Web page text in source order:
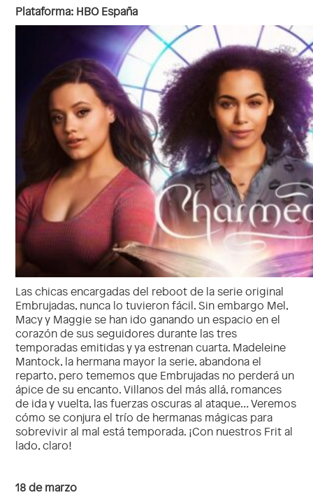
Plataforma: HBO España
Las chicas encargadas del reboot de la serie original
Embrujadas, nunca lo tuvieron fácil. Sin embargo Mel,
Macy y Maggie se han ido ganando un espacio en el
corazón de sus seguidores durante las tres
temporadas emitidas y ya estrenan cuarta. Madeleine
Mantock, la hermana mayor la serie, abandona el
reparto, pero tememos que Embrujadas no perderá un
ápice de su encanto. Villanos del más allá, romances
de ida y vuelta, las fuerzas oscuras al ataque… Veremos
cómo se conjura el trío de hermanas mágicas para
sobrevivir al mal está temporada. ¡Con nuestros Frit al
lado, claro!
18 de marzo